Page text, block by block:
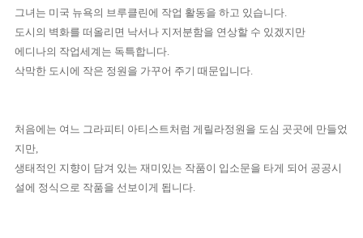
그녀는 미국 뉴욕의 브루클린에 작업 활동을 하고 있습니다.
도시의 벽화를 떠올리면 낙서나 지저분함을 연상할 수 있겠지만
에디나의 작업세계는 독특합니다.
삭막한 도시에 작은 정원을 가꾸어 주기 때문입니다.
처음에는 여느 그라피티 아티스트처럼 게릴라정원을 도심 곳곳에 만들었
지만,
생태적인 지향이 담겨 있는 재미있는 작품이 입소문을 타게 되어 공공시
설에 정식으로 작품을 선보이게 됩니다.